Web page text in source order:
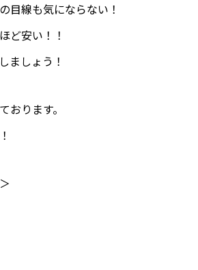
目線も気にならない！
ど安い！！
ましょう！
ります。